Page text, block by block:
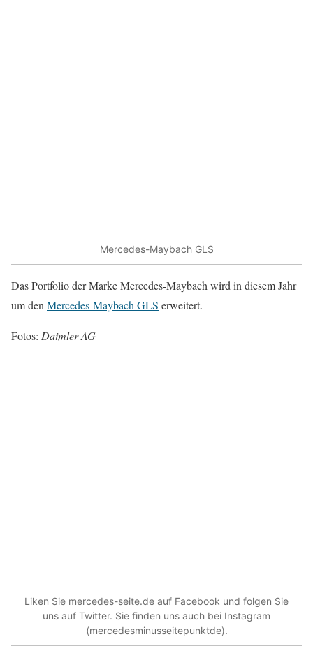
Mercedes-Maybach GLS
Das Portfolio der Marke Mercedes-Maybach wird in diesem Jahr
um den Mercedes-Maybach GLS erweitert.
Fotos: Daimler AG
Liken Sie mercedes-seite.de auf Facebook und folgen Sie
uns auf Twitter. Sie finden uns auch bei Instagram
(mercedesminusseitepunktde).